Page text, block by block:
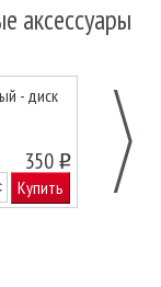
аксессуары
- диск
350 o
Купить